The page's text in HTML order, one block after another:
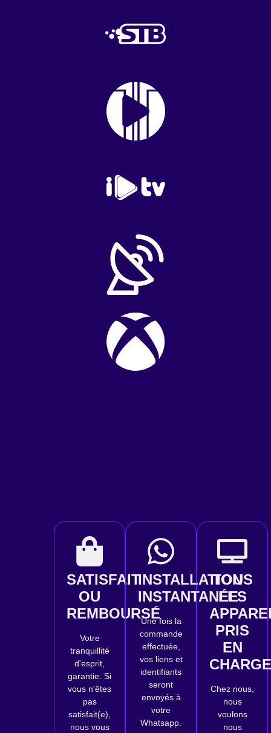
SATISFAIT
OU
REMBOURSÉ
Votre
tranquillité
d'esprit,
garantie. Si
vous n'êtes
pas
satisfait(e),
nous vous
INSTALLATION
INSTANTANÉE
Une fois la
commande
effectuée,
vos liens et
identifiants
seront
envoyés à
votre
Whatsapp.
TOUS
LES
PRIS
EN
Chez nous,
nous
voulons
nous